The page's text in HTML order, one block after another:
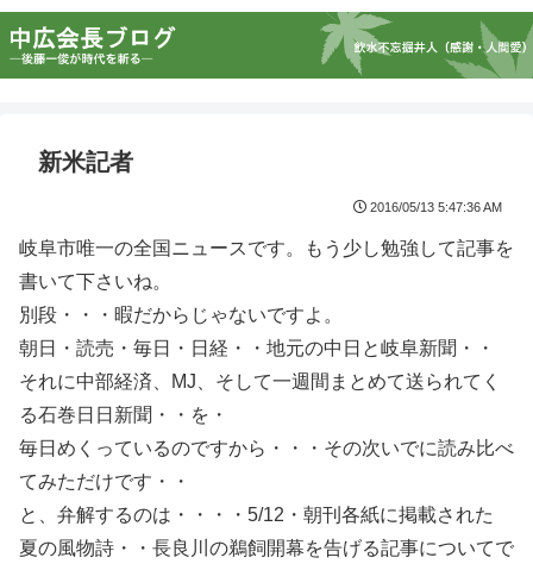
新米記者
2016/05/13 5:47:36 AM
岐阜市唯一の全国ニュースです。もう少し勉強して記事を
書いて下さいね。
別段・・・暇だからじゃないですよ。
朝日・読売・毎日・日経・・地元の中日と岐阜新聞・・
それに中部経済、MJ、そして一週間まとめて送られてく
る石巻日日新聞・・を・
毎日めくっているのですから・・・その次いでに読み比べ
てみただけです・・
と、弁解するのは・・・・5/12・朝刊各紙に掲載された
夏の風物詩・・長良川の鵜飼開幕を告げる記事についてで